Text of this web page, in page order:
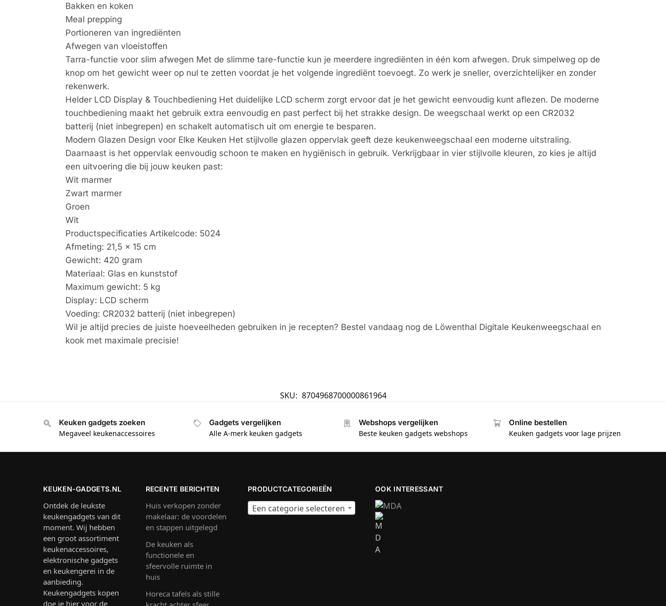
Bakken en koken
Meal prepping
Portioneren van ingrediënten
Afwegen van vloeistoffen
Tarra-functie voor slim afwegen Met de slimme tare-functie kun je meerdere ingrediënten in één kom afwegen. Druk simpelweg op de
knop om het gewicht weer op nul te zetten voordat je het volgende ingrediënt toevoegt. Zo werk je sneller, overzichtelijker en zonder
rekenwerk.
Helder LCD Display & Touchbediening Het duidelijke LCD scherm zorgt ervoor dat je het gewicht eenvoudig kunt aflezen. De moderne
touchbediening maakt het gebruik extra eenvoudig en past perfect bij het strakke design. De weegschaal werkt op een CR2032
batterij (niet inbegrepen) en schakelt automatisch uit om energie te besparen.
Modern Glazen Design voor Elke Keuken Het stijlvolle glazen oppervlak geeft deze keukenweegschaal een moderne uitstraling.
Daarnaast is het oppervlak eenvoudig schoon te maken en hygiënisch in gebruik. Verkrijgbaar in vier stijlvolle kleuren, zo kies je altijd
een uitvoering die bij jouw keuken past:
Wit marmer
Zwart marmer
Groen
Wit
Productspecificaties Artikelcode: 5024
Afmeting: 21,5 × 15 cm
Gewicht: 420 gram
Materiaal: Glas en kunststof
Maximum gewicht: 5 kg
Display: LCD scherm
Voeding: CR2032 batterij (niet inbegrepen)
Wil je altijd precies de juiste hoeveelheden gebruiken in je recepten? Bestel vandaag nog de Löwenthal Digitale Keukenweegschaal en
kook met maximale precisie!
SKU: 8704968700000861964
Keuken gadgets zoeken
Megaveel keukenaccessoires
Gadgets vergelijken
Alle A-merk keuken gadgets
Webshops vergelijken
Beste keuken gadgets webshops
Online bestellen
Keuken gadgets voor lage prijzen
KEUKEN-GADGETS.NL
Ontdek de leukste
keukengadgets van dit
moment. Wij hebben
een groot assortiment
keukenaccessoires,
elektronische gadgets
en keukengerei in de
aanbieding.
Keukengadgets kopen
doe je hier voor de
RECENTE BERICHTEN
Huis verkopen zonder
makelaar: de voordelen
en stappen uitgelegd
De keuken als
functionele en
sfeervolle ruimte in
huis
Horeca tafels als stille
PRODUCTCATEGORIEËN
Een categorie selecteren
OOK INTERESSANT